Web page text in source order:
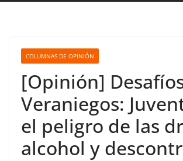
COLUMNAS DE OPINIÓN
[Opinión]
Veraniegos:
el peligro de las
alcohol y